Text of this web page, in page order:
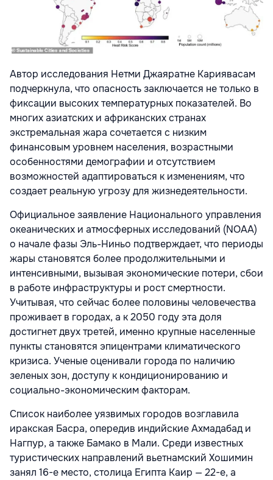
Автор исследования Нетми Джаяратне Кариявасам
подчеркнула, что опасность заключается не только в
фиксации высоких температурных показателей. Во
многих азиатских и африканских странах
экстремальная жара сочетается с низким
финансовым уровнем населения, возрастными
особенностями демографии и отсутствием
возможностей адаптироваться к изменениям, что
создает реальную угрозу для жизнедеятельности.
Официальное заявление Национального управления
океанических и атмосферных исследований (NOAA)
о начале фазы Эль-Ниньо подтверждает, что периоды
жары становятся более продолжительными и
интенсивными, вызывая экономические потери, сбои
в работе инфраструктуры и рост смертности.
Учитывая, что сейчас более половины человечества
проживает в городах, а к 2050 году эта доля
достигнет двух третей, именно крупные населенные
пункты становятся эпицентрами климатического
кризиса. Ученые оценивали города по наличию
зеленых зон, доступу к кондиционированию и
социально-экономическим факторам.
Список наиболее уязвимых городов возглавила
иракская Басра, опередив индийские Ахмадабад и
Нагпур, а также Бамако в Мали. Среди известных
туристических направлений вьетнамский Хошимин
занял 16-е место, столица Египта Каир — 22-е, а